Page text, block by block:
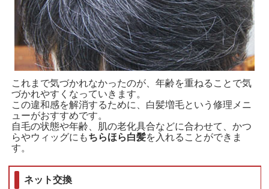
これまで気づかれなかったのが、年齢を重ねることで気
づかれやすくなっていきます。
この違和感を解消するために、白髪増毛という修理メニ
ューがおすすめです。
自毛の状態や年齢、肌の老化具合などに合わせて、かつ
らやウィッグにもちらほら白髪を入れることができま
す。
ネット交換